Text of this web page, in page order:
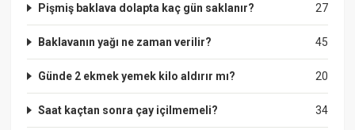
27
Pişmiş baklava dolapta kaç gün saklanır?
45
Baklavanın yağı ne zaman verilir?
20
Günde 2 ekmek yemek kilo aldırır mı?
34
Saat kaçtan sonra çay içilmemeli?